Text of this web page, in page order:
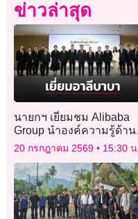
ข่าวล่าสุด
นายกฯ เยี่ยมชม Alibaba
Group นำองค์ความรู้ด้าน
ดิจิทัล นวัตกรรม ต่อยอด
เศรษฐกิจดิจิทัล
20 กรกฎาคม 2569 15:30 น.